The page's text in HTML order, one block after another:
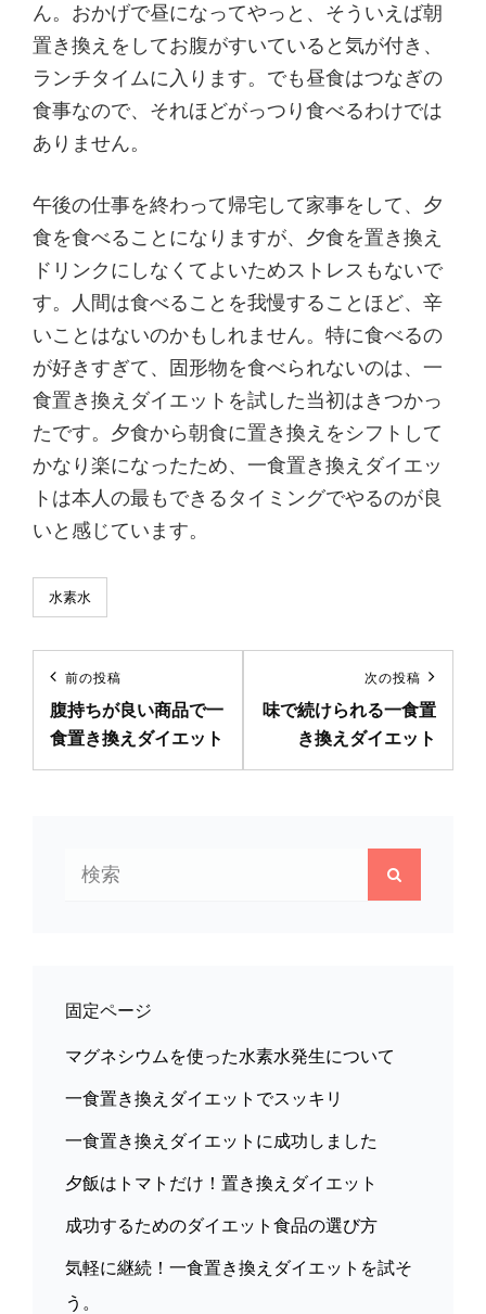
ん。おかげで昼になってやっと、そういえば朝
置き換えをしてお腹がすいていると気が付き、
ランチタイムに入ります。でも昼食はつなぎの
食事なので、それほどがっつり食べるわけでは
ありません。
午後の仕事を終わって帰宅して家事をして、夕
食を食べることになりますが、夕食を置き換え
ドリンクにしなくてよいためストレスもないで
す。人間は食べることを我慢することほど、辛
いことはないのかもしれません。特に食べるの
が好きすぎて、固形物を食べられないのは、一
食置き換えダイエットを試した当初はきつかっ
たです。夕食から朝食に置き換えをシフトして
かなり楽になったため、一食置き換えダイエッ
トは本人の最もできるタイミングでやるのが良
いと感じています。
カ
テ
ー
水素水
投
稿
ナ
前
の
投
前の投稿
腹持ちが良い商品で一
食置き換えダイエット
の
次の投稿
味で続けられる一食置
き換えダイエット
索
固定ページ
マグネシウムを使った水素水発生について
一食置き換えダイエットでスッキリ
一食置き換えダイエットに成功しました
夕飯はトマトだけ！置き換えダイエット
成功するためのダイエット食品の選び方
気軽に継続！一食置き換えダイエットを試そ
う。